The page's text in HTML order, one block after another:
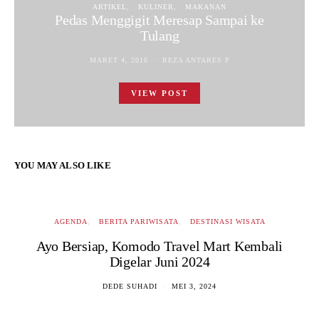
ARTIKEL KULINER MAKANAN
Pedas Menggigit Meresap Sampai ke
Tulang
MARET 4, 2016 REZA ANTARES P
VIEW POST
YOU MAY ALSO LIKE
AGENDA BERITA PARIWISATA DESTINASI WISATA
Ayo Bersiap, Komodo Travel Mart Kembali
Digelar Juni 2024
DEDE SUHADI MEI 3, 2024